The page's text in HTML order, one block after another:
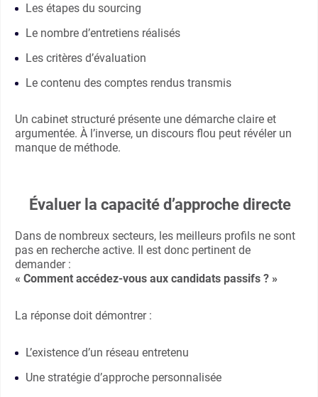
Les étapes du sourcing
Le nombre d’entretiens réalisés
Les critères d’évaluation
Le contenu des comptes rendus transmis
Un cabinet structuré présente une démarche claire et
argumentée. À l’inverse, un discours flou peut révéler un
manque de méthode.
Évaluer la capacité d’approche directe
Dans de nombreux secteurs, les meilleurs profils ne sont
pas en recherche active. Il est donc pertinent de
demander :
« Comment accédez-vous aux candidats passifs ? »
La réponse doit démontrer :
L’existence d’un réseau entretenu
Une stratégie d’approche personnalisée